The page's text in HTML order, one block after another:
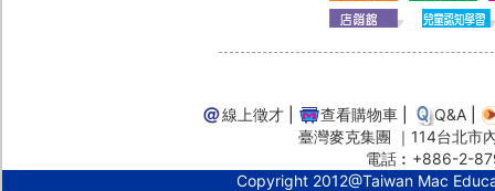
線上徵才 查看購物車 Q&A
臺灣麥克集團 ｜114台北
電話︰+886-2-
Copyright 2012@Taiwan Mac